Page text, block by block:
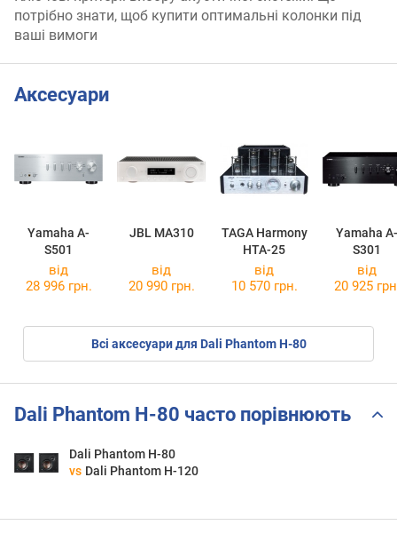
потрібно знати, щоб купити оптимальні колонки під
ваші вимоги
Аксесуари
Yamaha A-
S501
JBL MA310
TAGA Harmony
HTA-25
Yamaha A-
S301
від
28 996 грн.
від
20 990 грн.
від
10 570 грн.
від
20 925
Всі аксесуари для Dali Phantom H-80
Dali Phantom H-80 часто порівнюють
Dali Phantom H-80
vs Dali Phantom H-120